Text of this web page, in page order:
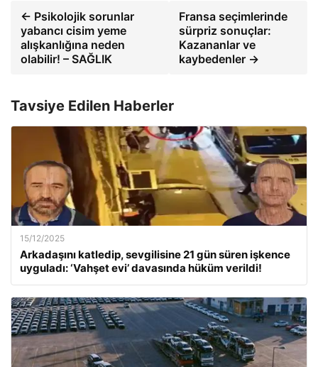
← Psikolojik sorunlar
yabancı cisim yeme
alışkanlığına neden
olabilir! – SAĞLIK
Fransa seçimlerinde
sürpriz sonuçlar:
Kazananlar ve
kaybedenler →
Tavsiye Edilen Haberler
15/12/2025
Arkadaşını katledip, sevgilisine 21 gün süren işkence
uyguladı: ‘Vahşet evi’ davasında hüküm verildi!